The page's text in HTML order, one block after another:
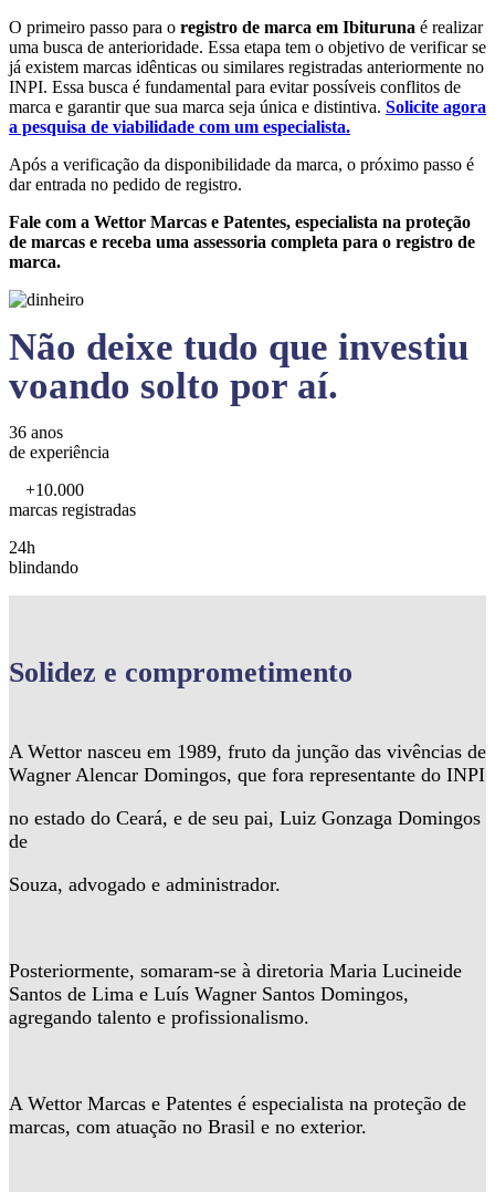
O primeiro passo para o registro de marca em Ibituruna é realizar
uma busca de anterioridade. Essa etapa tem o objetivo de verificar se
já existem marcas idênticas ou similares registradas anteriormente no
INPI. Essa busca é fundamental para evitar possíveis conflitos de
marca e garantir que sua marca seja única e distintiva. Solicite agora
a pesquisa de viabilidade com um especialista.
Após a verificação da disponibilidade da marca, o próximo passo é
dar entrada no pedido de registro.
Fale com a Wettor Marcas e Patentes, especialista na proteção
de marcas e receba uma assessoria completa para o registro de
marca.
Não deixe tudo que investiu
voando solto por aí.
36 anos
de experiência
+10.000
marcas registradas
24h
blindando
Solidez e comprometimento
A Wettor nasceu em 1989, fruto da junção das vivências de
Wagner Alencar Domingos, que fora representante do INPI
no estado do Ceará, e de seu pai, Luiz Gonzaga Domingos
de
Souza, advogado e administrador.
Posteriormente, somaram-se à diretoria Maria Lucineide
Santos de Lima e Luís Wagner Santos Domingos,
agregando talento e profissionalismo.
A Wettor Marcas e Patentes é especialista na proteção de
marcas, com atuação no Brasil e no exterior.